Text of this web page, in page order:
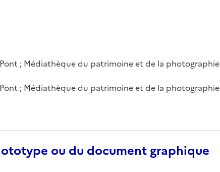
; Médiathèque du patrimoine et de la photographie
; Médiathèque du patrimoine et de la photographie
ou du document graphique